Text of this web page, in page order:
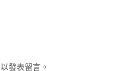
以發表留言。